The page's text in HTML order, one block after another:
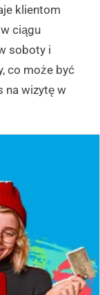
klientom
ciągu
soboty i
co może być
na wizytę w